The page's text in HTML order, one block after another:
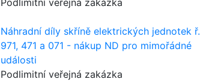
Podlimitní veřejná zakázka
Náhradní díly skříně elektrických jednotek ř.
971, 471 a 071 - nákup ND pro mimořádné
události
Podlimitní veřejná zakázka